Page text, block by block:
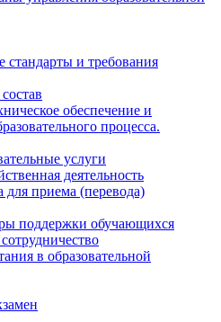
стандарты и требования
обеспечение и
процесса.
услуги
деятельность
для приема (перевода)
поддержки обучающихся
в образовательной